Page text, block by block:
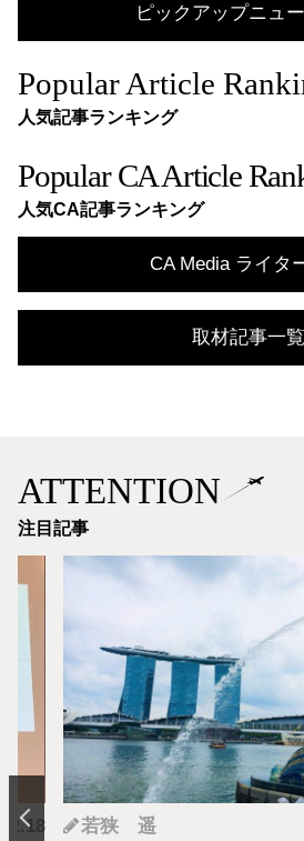
ピックアップニュ
Popular Article
人気記事ランキング
Popular CA Article
人気CA記事ランキング
CA Media ライタ
取材記事一覧
ATTENTION
注目記事
若狭 遥